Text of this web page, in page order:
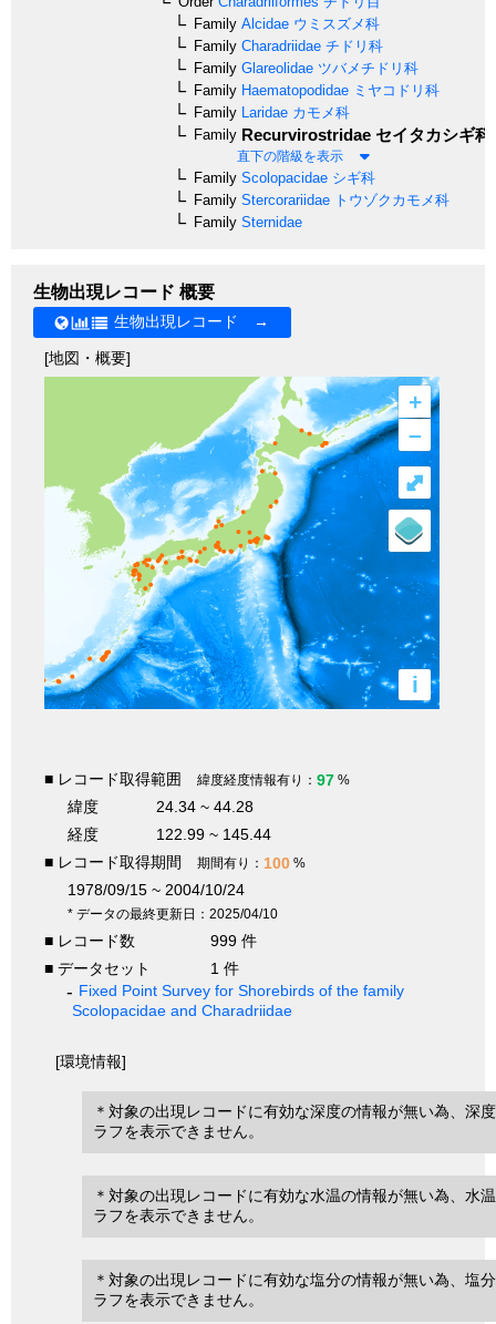
Family Alcidae ウミスズメ科
Family Charadriidae チドリ科
Family Glareolidae ツバメチドリ科
Family Haematopodidae ミヤコドリ科
Family Laridae カモメ科
Family Recurvirostridae セイタカシギ科
直下の階級を表示
Family Scolopacidae シギ科
Family Stercorariidae トウゾクカモメ科
Family Sternidae
生物出現レコード 概要
生物出現レコード →
[地図・概要]
+
–
i
⤢
■ レコード取得範囲 緯度経度情報有り： 97 %
緯度
24.34 ~ 44.28
経度
122.99 ~ 145.44
■ レコード取得期間
期間有り： 100 %
1978/09/15 ~ 2004/10/24
* データの最終更新日：2025/04/10
■ レコード数
999 件
■ データセット
1 件
Fixed Point Survey for Shorebirds of the family
Scolopacidae and Charadriidae
[環境情報]
＊対象の出現レコードに有効な深度の情報が無い為、深
ラフを表示できません。
＊対象の出現レコードに有効な水温の情報が無い為、水
ラフを表示できません。
＊対象の出現レコードに有効な塩分の情報が無い為、塩
ラフを表示できません。